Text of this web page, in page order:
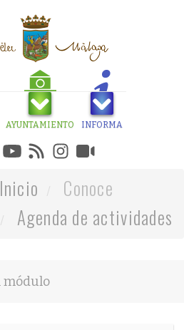
AYUNTAMIENTO INFORMA
Inicio
Conoce
Agenda de actividades